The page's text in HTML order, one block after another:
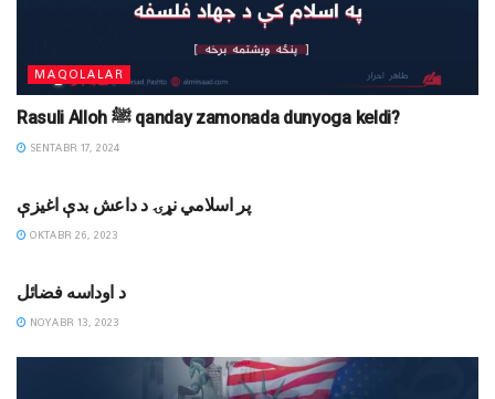
MAQOLALAR
Rasuli Alloh ﷺ qanday zamonada dunyoga keldi?
SENTABR 17, 2024
پر اسلامي نړۍ د داعش بدې اغیزې
OKTABR 26, 2023
د اوداسه فضائل
NOYABR 13, 2023